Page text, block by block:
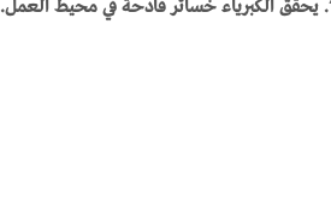
يحقق الكبرياء خسائر فادحة في محيط العمل.